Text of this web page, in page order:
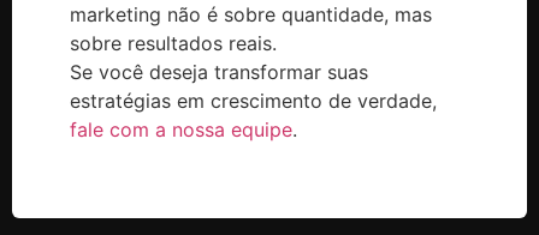
marketing não é sobre quantidade, mas
sobre resultados reais.
Se você deseja transformar suas
estratégias em crescimento de verdade,
fale com a nossa equipe.